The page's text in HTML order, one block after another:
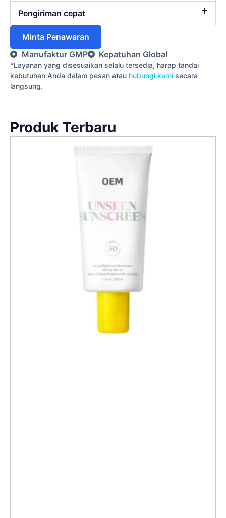
Pengiriman cepat
Minta Penawaran
Manufaktur GMP
Kepatuhan Global
*Layanan yang disesuaikan selalu tersedia, harap tandai
kebutuhan Anda dalam pesan atau hubungi kami secara
langsung.
Produk Terbaru